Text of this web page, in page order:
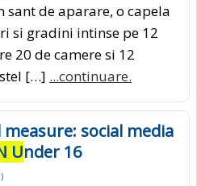
de aparare, o capela
si gradini intinse pe 12
20 de camere si 12
[…] ...continuare.
social media
Under 16
)